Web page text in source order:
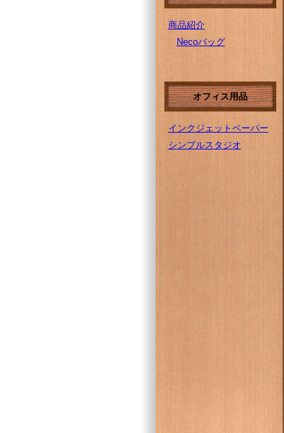
商品紹介
Necoバッグ
オフィス用品
インクジェットペーパー
シンプルスタジオ